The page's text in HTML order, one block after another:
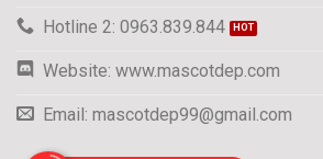
Hotline 2: 0963.839.844
Website: www.mascotdep.com
Email: mascotdep99@gmail.com